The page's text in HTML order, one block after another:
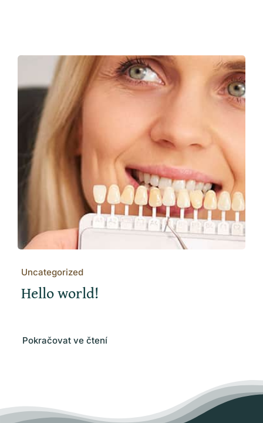
Uncategorized
Hello world!
Pokračovat ve čtení